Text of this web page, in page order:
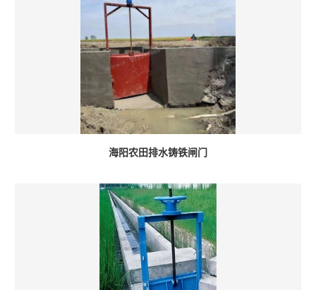
海阳农田排水铸铁闸门